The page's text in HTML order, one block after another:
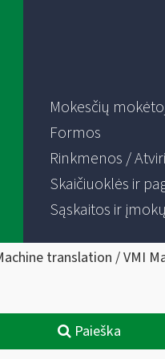
Mokesčių
Formos
Rinkmenos /
Skaičiuoklės ir
Sąskaitos ir
translation / VMI
Paieška